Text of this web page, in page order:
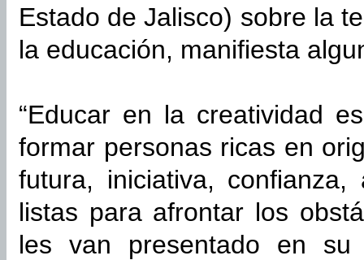
Estado de Jalisco) sobre la
la educación, manifiesta
“Educar en la creatividad
formar personas ricas en
futura, iniciativa,
listas para afrontar los
les van presentado en